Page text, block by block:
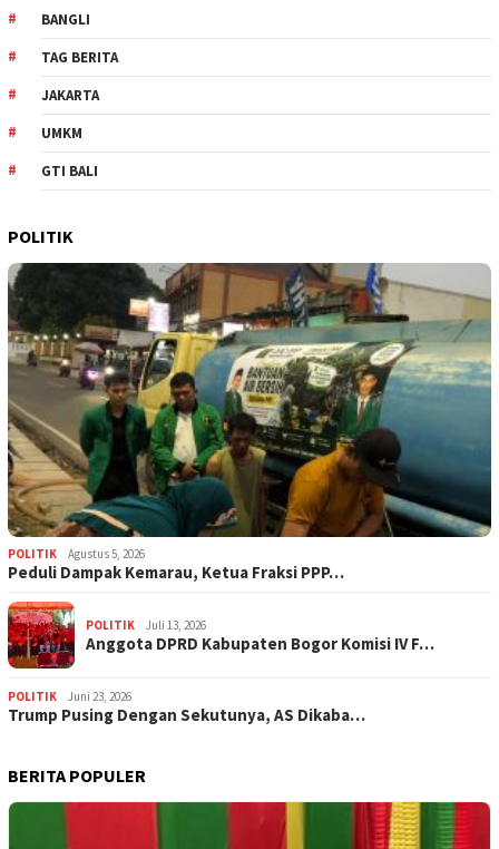
BANGLI
TAG BERITA
JAKARTA
UMKM
GTI BALI
POLITIK
POLITIK Agustus 5, 2026
‎Peduli Dampak Kemarau, Ketua Fraksi PPP…
POLITIK Juli 13, 2026
Anggota DPRD Kabupaten Bogor Komisi IV F…
POLITIK Juni 23, 2026
Trump Pusing Dengan Sekutunya, AS Dikaba…
BERITA POPULER